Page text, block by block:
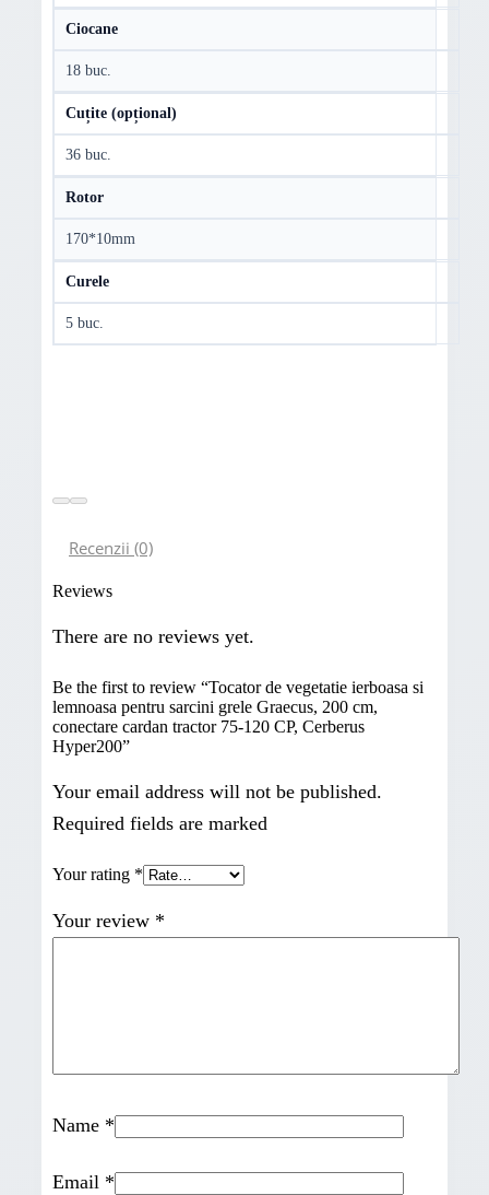
Ciocane
18 buc.
Cuțite (opțional)
36 buc.
Rotor
170*10mm
Curele
5 buc.
Recenzii (0)
Reviews
There are no reviews yet.
Be the first to review “Tocator de vegetatie ierboasa si
lemnoasa pentru sarcini grele Graecus, 200 cm,
conectare cardan tractor 75-120 CP, Cerberus
Hyper200”
Your email address will not be published.
Required fields are marked
Your rating *
Your review *
Name *
Email *